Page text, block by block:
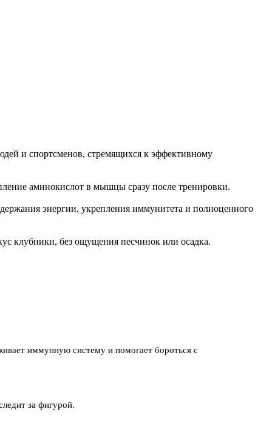
и спортсменов, стремящихся к эффективному
аминокислот в мышцы сразу после тренировки.
энергии, укрепления иммунитета и полноценного
клубники, без ощущения песчинок или осадка.
иммунную систему и помогает бороться с
за фигурой.